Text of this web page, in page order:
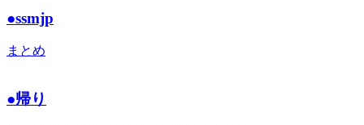
●ssmjp
まとめ
●帰り